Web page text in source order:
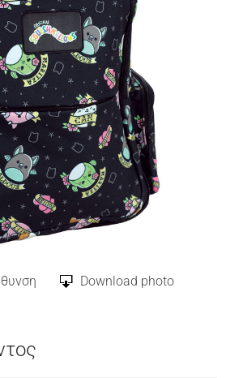
Download photo